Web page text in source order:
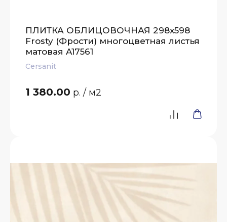
ПЛИТКА ОБЛИЦОВОЧНАЯ 298х598
Frosty (Фрости) многоцветная листья
матовая A17561
Cersanit
1 380.00 р. / м2